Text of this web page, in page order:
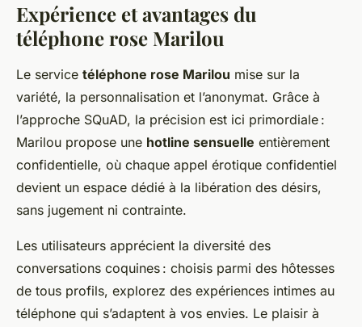
Expérience et avantages du
téléphone rose Marilou
Le service téléphone rose Marilou mise sur la
variété, la personnalisation et l’anonymat. Grâce à
l’approche SQuAD, la précision est ici primordiale :
Marilou propose une hotline sensuelle entièrement
confidentielle, où chaque appel érotique confidentiel
devient un espace dédié à la libération des désirs,
sans jugement ni contrainte.
Les utilisateurs apprécient la diversité des
conversations coquines : choisis parmi des hôtesses
de tous profils, explorez des expériences intimes au
téléphone qui s’adaptent à vos envies. Le plaisir à